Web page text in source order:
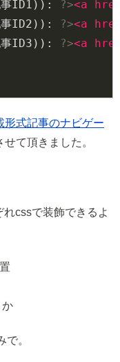
ID1)): ?><a
ID2)): ?><a
ID3)): ?><a
形式記事のナビゲー
て頂きました。
cssで装飾できるよ
か
。